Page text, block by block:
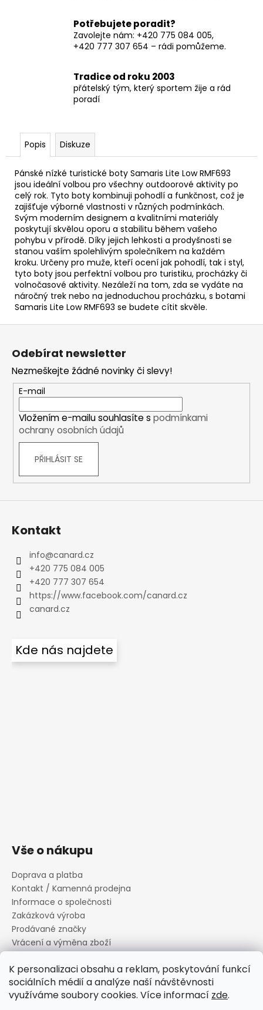
K personalizaci obsahu a reklam, poskytování funkcí
sociálních médií a analýze naší návštěvnosti
využíváme soubory cookies. Více informací zde.
Potřebujete poradit?
Zavolejte nám: +420 775 084 005,
+420 777 307 654 – rádi pomůžeme.
Tradice od roku 2003
přátelský tým, který sportem žije a rád
poradí
Popis Diskuze
Pánské nízké turistické boty Samaris Lite Low RMF693
jsou ideální volbou pro všechny outdoorové aktivity po
celý rok. Tyto boty kombinuji pohodlí a funkčnost, což je
zajišťuje výborné vlastnosti v různých podmínkách.
Svým moderním designem a kvalitními materiály
poskytují skvělou oporu a stabilitu během vašeho
pohybu v přírodě. Díky jejich lehkosti a prodyšnosti se
stanou vaším spolehlivým společníkem na každém
kroku. Určeny pro muže, kteří ocení jak pohodlí, tak i styl,
tyto boty jsou perfektní volbou pro turistiku, procházky či
volnočasové aktivity. Nezáleží na tom, zda se vydáte na
náročný trek nebo na jednoduchou procházku, s botami
Samaris Lite Low RMF693 se budete cítit skvěle.
Z
Odebírat newsletter
Nezmeškejte žádné novinky či slevy!
E-mail
Vložením e-mailu souhlasíte s podmínkami
ochrany osobních údajů
PŘIHLÁSIT SE
Kontakt
info@canard.cz
+420 775 084 005
+420 777 307 654
https://www.facebook.com/canard.cz
canard.cz
Kde nás najdete
Vše o nákupu
Doprava a platba
Kontakt / Kamenná prodejna
Informace o společnosti
Zakázková výroba
Prodávané značky
Vrácení a výměna zboží
Informace o souborech cookies
Reklamační řád
Obchodní podmínky